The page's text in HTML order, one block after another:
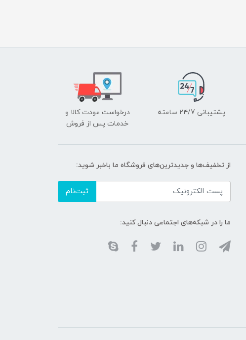
پشتیبانی ۲۴/7 ساعته
درخواست عودت کالا و
خدمات پس از فروش
از تخفیف‌ها و جدیدترین‌های فروشگاه ما باخبر شوید:
ثبت‌نام
ما را در شبکه‌های اجتماعی دنبال کنید: